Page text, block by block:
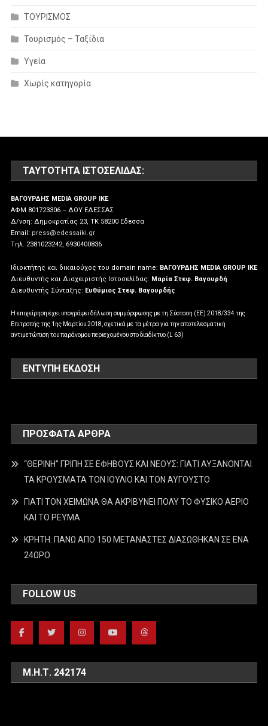
ΤΟΥΡΙΣΜΟΣ
Τουρισμός – Ταξίδια
Υγεία
Χωρίς κατηγορία
ΤΑΥΤΌΤΗΤΑ ΙΣΤΟΣΕΛΊΔΑΣ:
ΒΑΓΟΥΡΔΗΣ MEDIA GROUP IKE
ΑΦΜ 801723306 – ΔΟΥ ΕΔΕΣΣΑΣ
Δ/νση: Δημοκρατίας 23, ΤΚ 58200 Εδεσσα
Email: press@edessaiki.gr
Tηλ. 2381023242, 6930400836
Ιδιοκτήτης και δικαιούχος του domain name: ΒΑΓΟΥΡΔΗΣ MEDIA GROUP IKE
Διευθυντής και Διαχειριστής Ιστοσελίδας: Μαρία Στεφ. Βαγουρδή
Διευθυντής Σύνταξης: Ευθύμιος Στεφ. Βαγουρδής
Η επιχείρηση έχει υπογράψει δήλωση συμμόρφωσης με τη Σύσταση (ΕΕ) 2018/334 της
Επιτροπής της 1ης Μαρτίου 2018, σχετικά με τα μέτρα για την αποτελεσματική
αντιμετώπιση του παράνομου περιεχομένου στο διαδίκτυο (L 63)
ΕΝΤΥΠΗ ΕΚΔΟΣΗ
ΠΡΌΣΦΑΤΑ ΆΡΘΡΑ
“ΘΕΡΙΝΗ” ΓΡΙΠΗ ΣΕ ΕΦΗΒΟΥΣ ΚΑΙ ΝΕΟΥΣ: ΓΙΑΤΙ ΑΥΞΑΝΟΝΤΑΙ
ΤΑ ΚΡΟΥΣΜΑΤΑ ΤΟΝ ΙΟΥΛΙΟ ΚΑΙ ΤΟΝ ΑΥΓΟΥΣΤΟ
ΓΙΑΤΙ ΤΟΝ ΧΕΙΜΩΝΑ ΘΑ ΑΚΡΙΒΥΝΕΙ ΠΟΛΥ ΤΟ ΦΥΣΙΚΟ ΑΕΡΙΟ
ΚΑΙ ΤΟ ΡΕΥΜΑ
ΚΡΗΤΗ: ΠΑΝΩ ΑΠΟ 150 ΜΕΤΑΝΑΣΤΕΣ ΔΙΑΣΩΘΗΚΑΝ ΣΕ ΕΝΑ
24ΩΡΟ
FOLLOW US
Μ.Η.Τ. 242174